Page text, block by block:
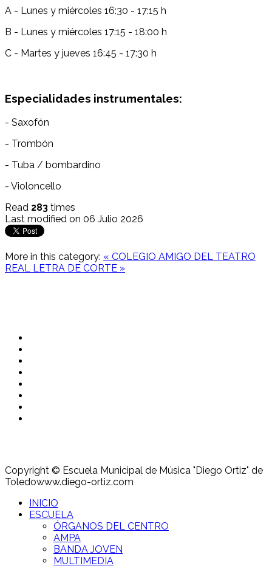
A - Lunes y miércoles 16:30 - 17:15 h
B - Lunes y miércoles 17:15 - 18:00 h
C - Martes y jueves 16:45 - 17:30 h
Especialidades instrumentales:
- Saxofón
- Trombón
- Tuba / bombardino
- Violoncello
Read 283 times
Last modified on 06 Julio 2026
More in this category: « COLEGIO AMIGO DEL TEATRO
REAL LETRA DE CORTE »
Copyright © Escuela Municipal de Música "Diego Ortiz" de
Toledowww.diego-ortiz.com
INICIO
ESCUELA
ÓRGANOS DEL CENTRO
AMPA
BANDA JOVEN
MULTIMEDIA